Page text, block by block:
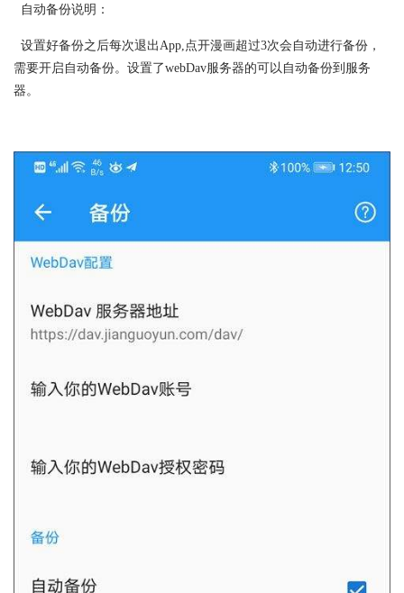
自动备份说明：
设置好备份之后每次退出App,点开漫画超过3次会自动进行备份，
需要开启自动备份。设置了webDav服务器的可以自动备份到服务
器。